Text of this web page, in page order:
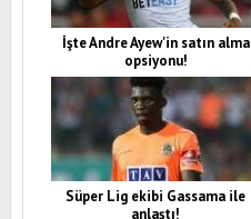
İşte Andre Ayew'in satın alma
opsiyonu!
Süper Lig ekibi Gassama ile
anlaştı!